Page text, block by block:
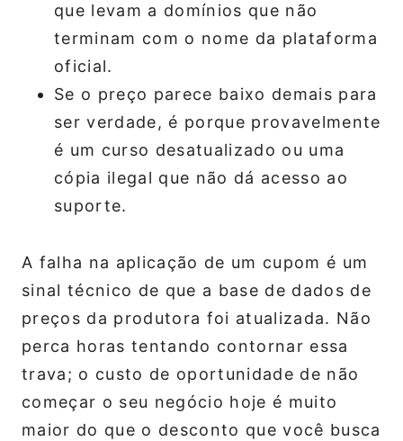
que levam a domínios que não
terminam com o nome da plataforma
oficial.
Se o preço parece baixo demais para
ser verdade, é porque provavelmente
é um curso desatualizado ou uma
cópia ilegal que não dá acesso ao
suporte.
A falha na aplicação de um cupom é um
sinal técnico de que a base de dados de
preços da produtora foi atualizada. Não
perca horas tentando contornar essa
trava; o custo de oportunidade de não
começar o seu negócio hoje é muito
maior do que o desconto que você busca